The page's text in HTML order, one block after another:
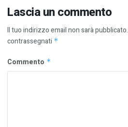
Lascia un commento
Il tuo indirizzo email non sarà pubblicato.
contrassegnati *
Commento *